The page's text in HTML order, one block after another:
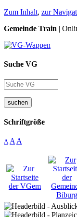
Zum Inhalt, zur
Gemeinde Train |
Suche VG
suchen
Schriftgröße
A A A